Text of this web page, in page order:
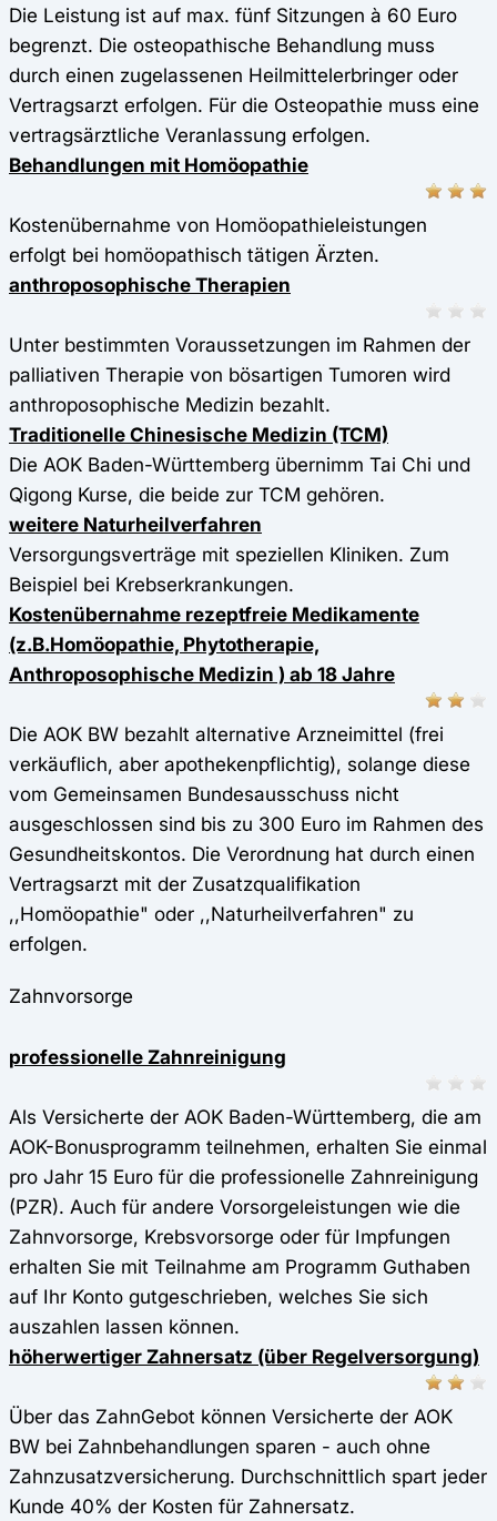
Die Leistung ist auf max. fünf Sitzungen à 60 Euro
begrenzt. Die osteopathische Behandlung muss
durch einen zugelassenen Heilmittelerbringer oder
Vertragsarzt erfolgen. Für die Osteopathie muss eine
vertragsärztliche Veranlassung erfolgen.
Behandlungen mit Homöopathie
Kostenübernahme von Homöopathieleistungen
erfolgt bei homöopathisch tätigen Ärzten.
anthroposophische Therapien
Unter bestimmten Voraussetzungen im Rahmen der
palliativen Therapie von bösartigen Tumoren wird
anthroposophische Medizin bezahlt.
Traditionelle Chinesische Medizin (TCM)
Die AOK Baden-Württemberg übernimm Tai Chi und
Qigong Kurse, die beide zur TCM gehören.
weitere Naturheilverfahren
Versorgungsverträge mit speziellen Kliniken. Zum
Beispiel bei Krebserkrankungen.
Kostenübernahme rezeptfreie Medikamente
(z.B.Homöopathie, Phytotherapie,
Anthroposophische Medizin ) ab 18 Jahre
Die AOK BW bezahlt alternative Arzneimittel (frei
verkäuflich, aber apothekenpflichtig), solange diese
vom Gemeinsamen Bundesausschuss nicht
ausgeschlossen sind bis zu 300 Euro im Rahmen des
Gesundheitskontos. Die Verordnung hat durch einen
Vertragsarzt mit der Zusatzqualifikation
,,Homöopathie" oder ,,Naturheilverfahren" zu
erfolgen.
Zahnvorsorge
professionelle Zahnreinigung
Als Versicherte der AOK Baden-Württemberg, die am
AOK-Bonusprogramm teilnehmen, erhalten Sie einmal
pro Jahr 15 Euro für die professionelle Zahnreinigung
(PZR). Auch für andere Vorsorgeleistungen wie die
Zahnvorsorge, Krebsvorsorge oder für Impfungen
erhalten Sie mit Teilnahme am Programm Guthaben
auf Ihr Konto gutgeschrieben, welches Sie sich
auszahlen lassen können.
höherwertiger Zahnersatz (über Regelversorgung)
Über das ZahnGebot können Versicherte der AOK
BW bei Zahnbehandlungen sparen - auch ohne
Zahnzusatzversicherung. Durchschnittlich spart jeder
Kunde 40% der Kosten für Zahnersatz.